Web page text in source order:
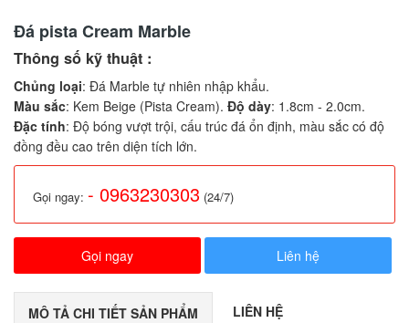
Đá pista Cream Marble
Thông số kỹ thuật :
Chủng loại: Đá Marble tự nhiên nhập khẩu.
Màu sắc: Kem Beige (Pista Cream). Độ dày: 1.8cm - 2.0cm.
Đặc tính: Độ bóng vượt trội, cấu trúc đá ổn định, màu sắc có độ
đồng đều cao trên diện tích lớn.
Gọi ngay: - 0963230303 (24/7)
Gọi ngay Liên hệ
MÔ TẢ CHI TIẾT SẢN PHẨM LIÊN HỆ